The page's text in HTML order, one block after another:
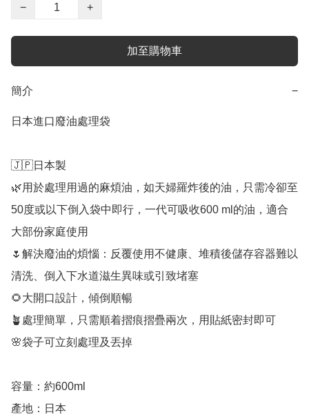
−
+
加至購物車
簡介 −
日本進口廢油處理袋
🇯🇵日本製
🌿用於處理用過的麻煩油，如天婦羅炸後的油，只需冷卻至
50度或以下倒入袋中即行，一代可吸收600 ml的油，適合
大部份家庭使用
🌷解決廢油的煩惱：反覆使用不健康、堆積後儲存容器難以
清洗、倒入下水道滋生異味或引致堵塞
🌻大開口設計，傾倒順暢
🪴處理簡單，只需順着摺痕摺疊兩次，用貼紙密封即可
🌸袋子可立刻處理及丟掉
容量：約600ml
產地：日本